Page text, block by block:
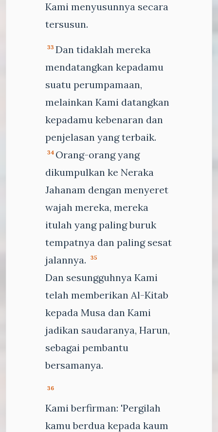
Kami menyusunnya secara
tersusun.
33 Dan tidaklah mereka
mendatangkan kepadamu
suatu perumpamaan,
melainkan Kami datangkan
kepadamu kebenaran dan
penjelasan yang terbaik.
34 Orang-orang yang
dikumpulkan ke Neraka
Jahanam dengan menyeret
wajah mereka, mereka
itulah yang paling buruk
tempatnya dan paling sesat
jalannya.
35
Dan sesungguhnya Kami
telah memberikan Al-Kitab
kepada Musa dan Kami
jadikan saudaranya, Harun,
sebagai pembantu
bersamanya.
36
Kami berfirman: 'Pergilah
kamu berdua kepada kaum